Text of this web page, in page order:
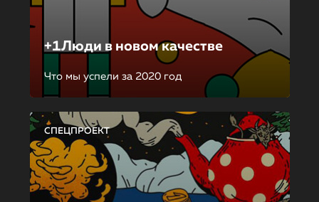
+1Люди в новом качестве
Что мы успели за 2020 год
СПЕЦПРОЕКТ